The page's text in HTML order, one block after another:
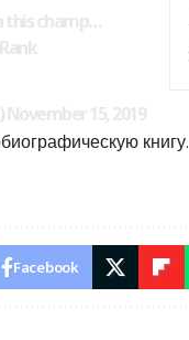
книгу.
Facebook